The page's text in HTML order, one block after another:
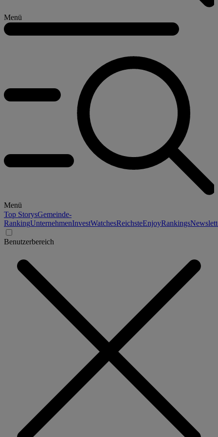
Menü
Menü
Top StorysGemeinde-
RankingUnternehmenInvestWatchesReichsteEnjoyRankings
Benutzerbereich